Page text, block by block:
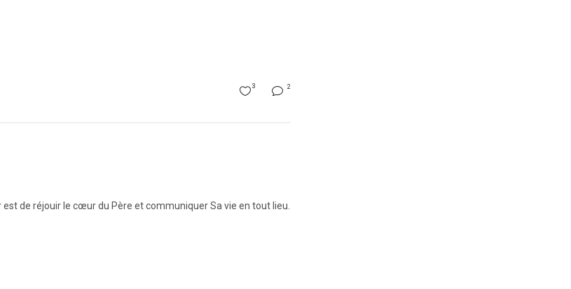
2
3
de réjouir le cœur du Père et communiquer Sa vie en tout lieu.